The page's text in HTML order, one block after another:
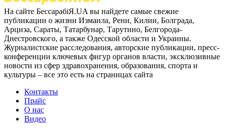
На сайте БессарабіЯ.UA вы найдете самые свежие
публикации о жизни Измаила, Рени, Килии, Болграда,
Арциза, Сараты, Татарбунар, Тарутино, Белгорода-
Днестровского, а также Одесской области и Украины.
Журналистские расследования, авторские публикации, пресс-
конференции ключевых фигур органов власти, эксклюзивные
новости из сфер здравохранения, образования, спорта и
культуры – все это есть на страницах сайта
Контакты
Прайс
О нас
Видео